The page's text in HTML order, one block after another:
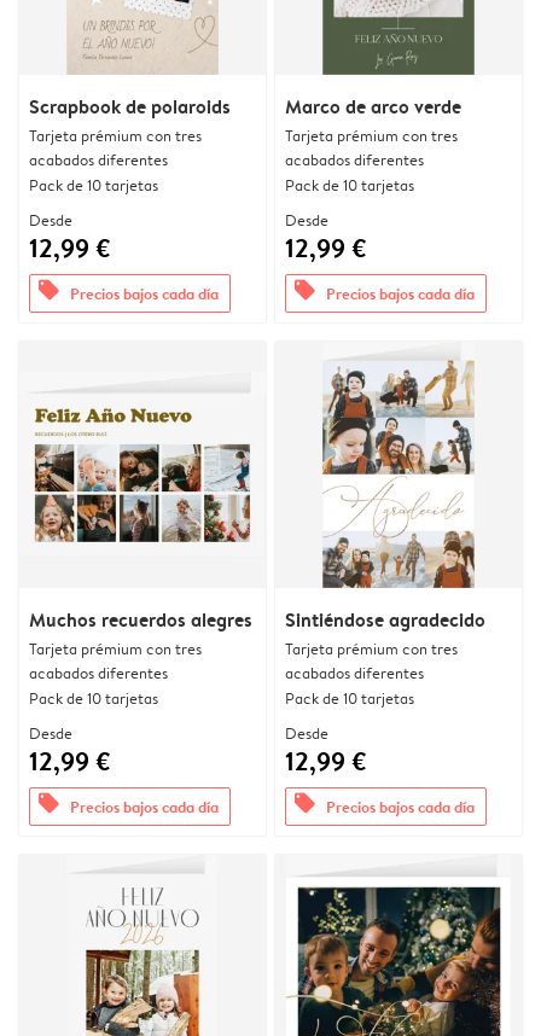
Scrapbook de polaroids
Tarjeta prémium con tres
acabados diferentes
Pack de 10 tarjetas
Desde
12,99 €
offers Precios bajos cada día
Marco de arco verde
Tarjeta prémium con tres
acabados diferentes
Pack de 10 tarjetas
Desde
12,99 €
offers Precios bajos cada día
Muchos recuerdos alegres
Tarjeta prémium con tres
acabados diferentes
Pack de 10 tarjetas
Desde
12,99 €
offers Precios bajos cada día
Sintiéndose agradecido
Tarjeta prémium con tres
acabados diferentes
Pack de 10 tarjetas
Desde
12,99 €
offers Precios bajos cada día